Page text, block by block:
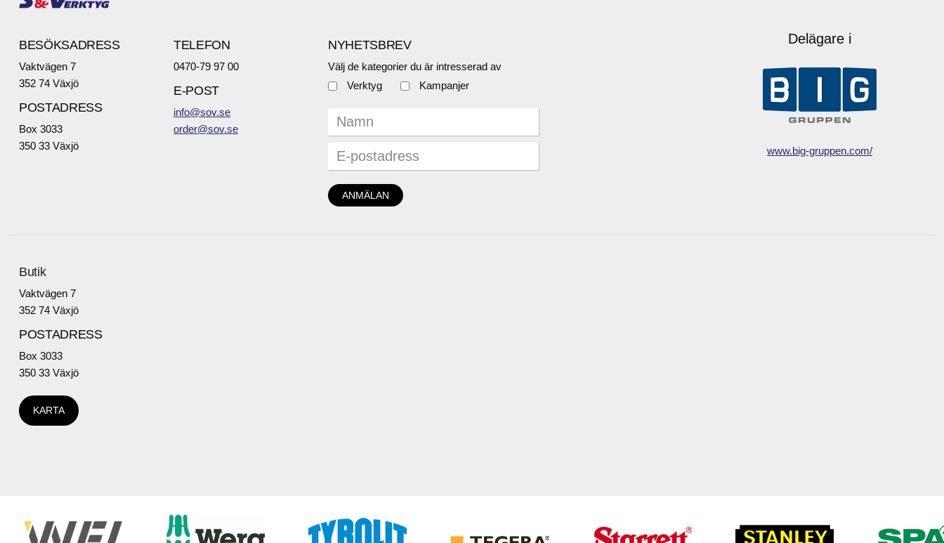
BESÖKSADRESS
Vaktvägen 7
352 74 Växjö
POSTADRESS
Box 3033
350 33 Växjö
TELEFON
0470-79 97 00
E-POST
info@sov.se
order@sov.se
NYHETSBREV
Välj de kategorier du är intresserad av
Verktyg
Kampanjer
Delägare i
www.big-gruppen.com/
Butik
Vaktvägen 7
352 74 Växjö
POSTADRESS
Box 3033
350 33 Växjö
KARTA